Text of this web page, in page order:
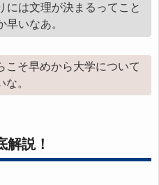
には文理が決まるってこと
早いなあ。
こそ早めから大学について
。
説！